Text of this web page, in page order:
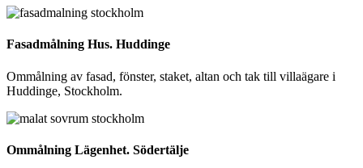
Fasadmålning Hus. Huddinge
Ommålning av fasad, fönster, staket, altan och tak till villaägare i
Huddinge, Stockholm.
Ommålning Lägenhet. Södertälje